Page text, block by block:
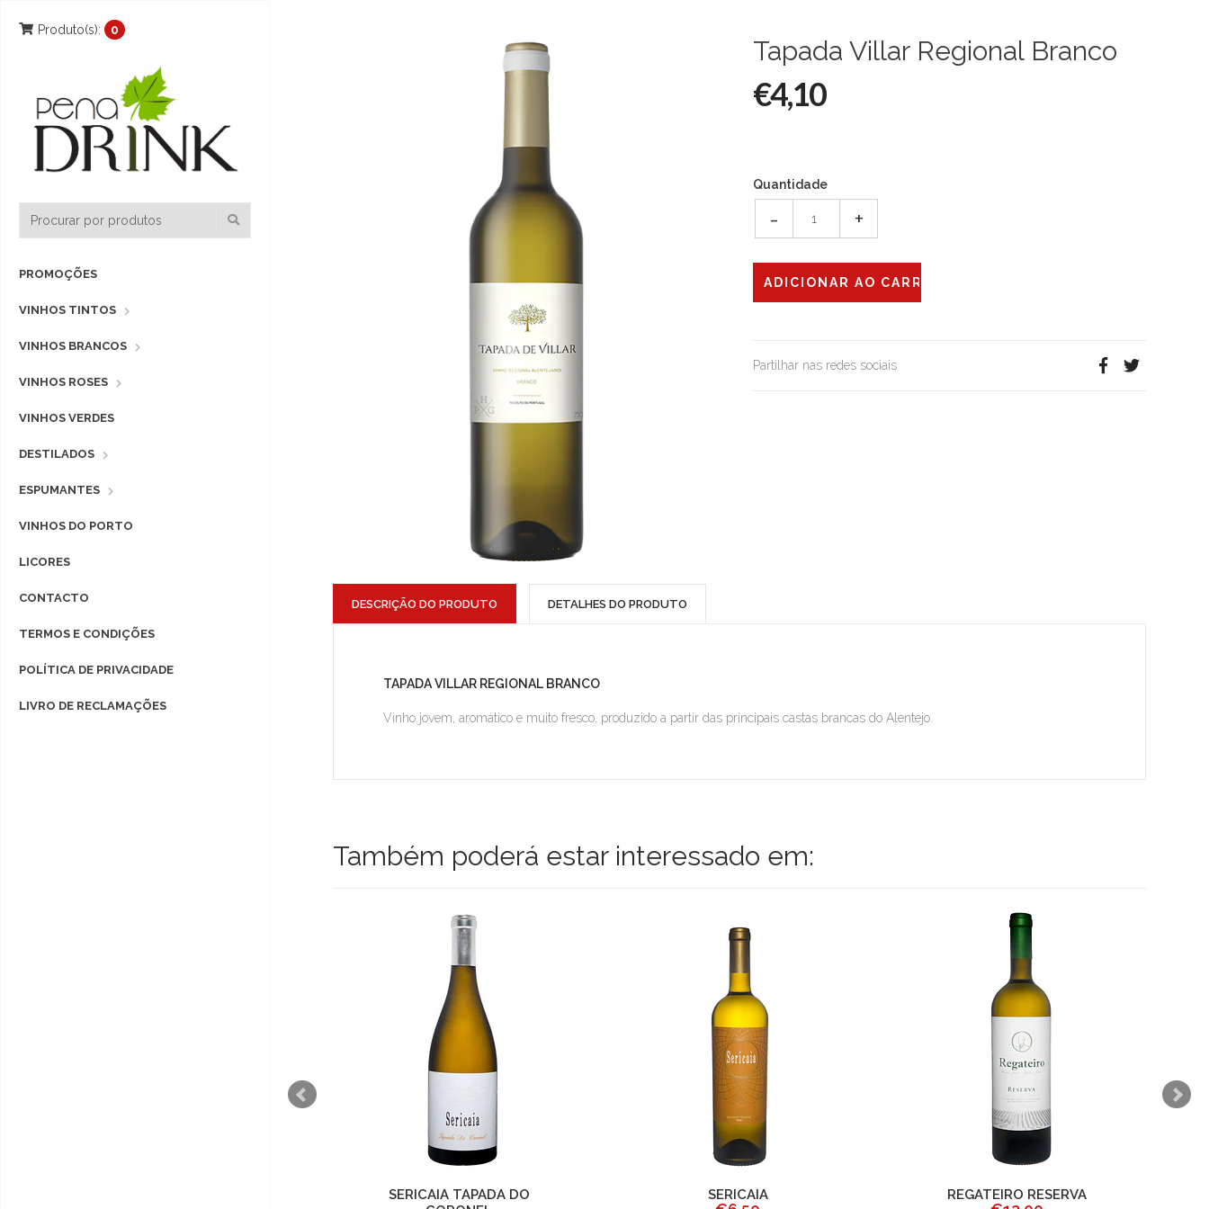
Produto(s): 0
PROMOÇÕES
VINHOS TINTOS
VINHOS BRANCOS
VINHOS ROSES
VINHOS VERDES
DESTILADOS
ESPUMANTES
VINHOS DO PORTO
LICORES
CONTACTO
TERMOS E CONDIÇÕES
POLÍTICA DE PRIVACIDADE
LIVRO DE RECLAMAÇÕES
Tapada Villar Regional Branco
€4,10
Quantidade
- +
Partilhar nas redes sociais
DESCRIÇÃO DO PRODUTO DETALHES DO PRODUTO
TAPADA VILLAR REGIONAL BRANCO
Vinho jovem, aromático e muito fresco, produzido a partir das principais castas brancas do Alentejo.
Também poderá estar interessado em:
SERICAIA TAPADA DO
SERICAIA REGATEIRO RESERVA